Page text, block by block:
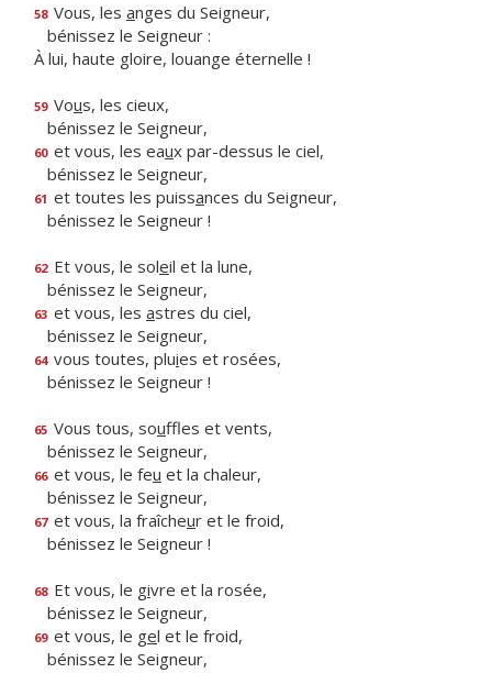
58 Vous, les anges du Seigneur,
bénissez le Seigneur :
À lui, haute gloire, louange éternelle !
59 Vous, les cieux,
bénissez le Seigneur,
60 et vous, les eaux par-dessus le ciel,
bénissez le Seigneur,
61 et toutes les puissances du Seigneur,
bénissez le Seigneur !
62 Et vous, le soleil et la lune,
bénissez le Seigneur,
63 et vous, les astres du ciel,
bénissez le Seigneur,
64 vous toutes, pluies et rosées,
bénissez le Seigneur !
65 Vous tous, souffles et vents,
bénissez le Seigneur,
66 et vous, le feu et la chaleur,
bénissez le Seigneur,
67 et vous, la fraîcheur et le froid,
bénissez le Seigneur !
68 Et vous, le givre et la rosée,
bénissez le Seigneur,
69 et vous, le gel et le froid,
bénissez le Seigneur,